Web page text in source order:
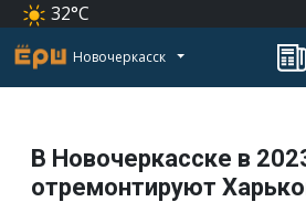
32°C
Новочеркасск
В Новочеркасске в
отремонтируют